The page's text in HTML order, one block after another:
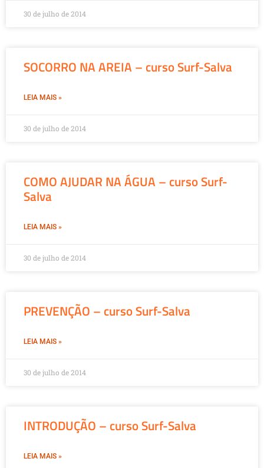
30 de julho de 2014
SOCORRO NA AREIA – curso Surf-Salva
LEIA MAIS »
30 de julho de 2014
COMO AJUDAR NA ÁGUA – curso Surf-
Salva
LEIA MAIS »
30 de julho de 2014
PREVENÇÃO – curso Surf-Salva
LEIA MAIS »
30 de julho de 2014
INTRODUÇÃO – curso Surf-Salva
LEIA MAIS »